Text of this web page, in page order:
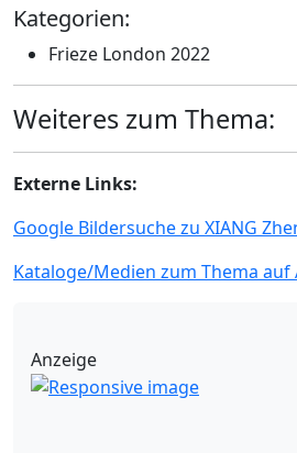
Kategorien:
Frieze London 2022
Weiteres zum Thema:
Externe Links:
Google Bildersuche zu XIANG
Kataloge/Medien zum Thema auf
Anzeige